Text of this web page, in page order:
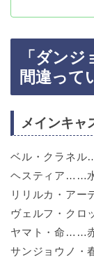
「ダン
間違って
メインキャ
ベル・クラネ
ヘスティア……
リリルカ・ア
ヴェルフ・ク
ヤマト・命……
サンジョウノ